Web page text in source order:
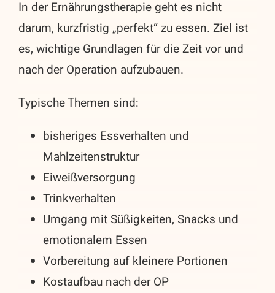
In der Ernährungstherapie geht es nicht
darum, kurzfristig „perfekt“ zu essen. Ziel ist
es, wichtige Grundlagen für die Zeit vor und
nach der Operation aufzubauen.
Typische Themen sind:
bisheriges Essverhalten und
Mahlzeitenstruktur
Eiweißversorgung
Trinkverhalten
Umgang mit Süßigkeiten, Snacks und
emotionalem Essen
Vorbereitung auf kleinere Portionen
Kostaufbau nach der OP